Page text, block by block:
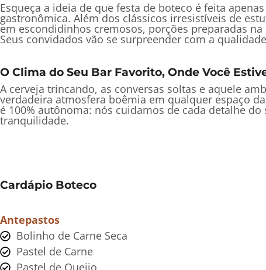
Esqueça a ideia de que festa de boteco é feita
gastronômica. Além dos clássicos irresistíveis de
em escondidinhos cremosos, porções preparadas
Seus convidados vão se surpreender com a
O Clima do Seu Bar Favorito, Onde Você
A cerveja trincando, as conversas soltas e aquele
verdadeira atmosfera boêmia em qualquer espaço
é 100% autônoma: nós cuidamos de cada detalhe
tranquilidade.
Cardápio Boteco
Antepastos
Bolinho de Carne Seca
Pastel de Carne
Pastel de Queijo